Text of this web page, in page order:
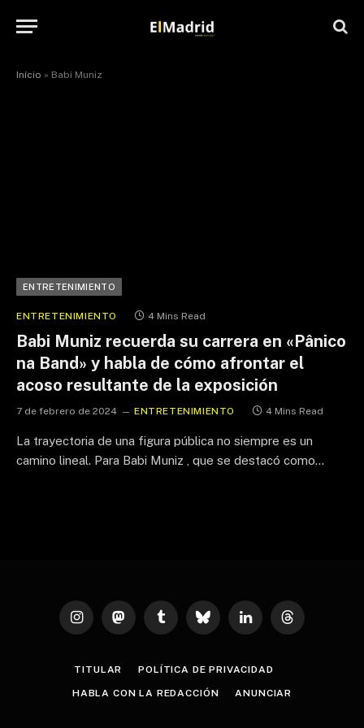
Início » Babi Muniz
ENTRETENIMIENTO
ENTRETENIMIENTO 4 Mins Read
Babi Muniz recuerda su carrera en «Pânico
na Band» y habla de cómo afrontar el
acoso resultante de la exposición
7 de febrero de 2024 ENTRETENIMIENTO 4 Mins Read
La trayectoria de una figura pública no siempre es un
camino lineal. Para Babi Muniz , que se destacó como…
InstagramMastodonTumblr Bluesky LinkedInThreads
TITULAR POLÍTICA DE PRIVACIDAD
HABLA CON LA REDACCIÓN ANUNCIAR